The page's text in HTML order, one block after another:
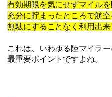
有効期限を気にせずマイルを
充分に貯まったところで航空
無駄にすることなく利用出来
これは、いわゆる陸マイラー
最重要ポイントですよね。